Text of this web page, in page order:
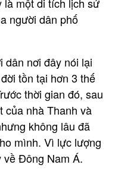
một di tích lịch sử
người dân phố
dân nơi đây nói lại
tồn tại hơn 3 thế
thời gian đó, sau
của nhà Thanh và
không lâu đã
mình. Vì lực lượng
về Đông Nam Á.